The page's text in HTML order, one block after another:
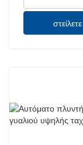
στείλετε